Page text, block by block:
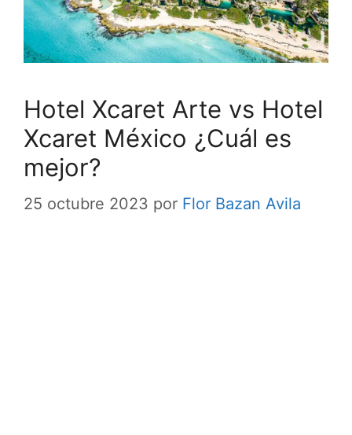
Hotel Xcaret Arte vs Hotel
Xcaret México ¿Cuál es
mejor?
25 octubre 2023 por Flor Bazan Avila